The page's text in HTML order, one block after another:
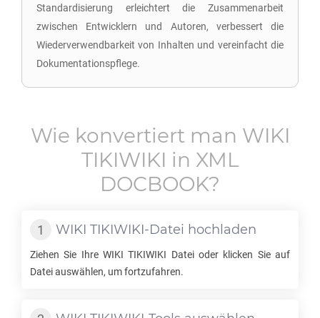
Standardisierung erleichtert die Zusammenarbeit
zwischen Entwicklern und Autoren, verbessert die
Wiederverwendbarkeit von Inhalten und vereinfacht die
Dokumentationspflege.
Wie konvertiert man WIKI
TIKIWIKI in XML
DOCBOOK?
WIKI TIKIWIKI-Datei hochladen
Ziehen Sie Ihre WIKI TIKIWIKI Datei oder klicken Sie auf
Datei auswählen, um fortzufahren.